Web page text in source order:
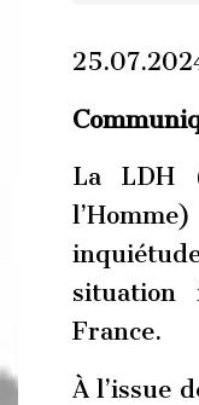
La LDH
situation
France.
À l’issue